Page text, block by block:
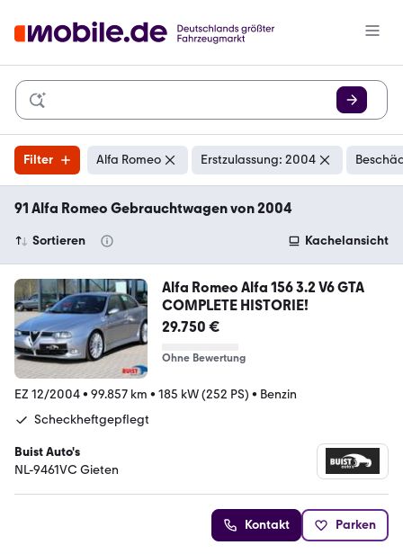
Filter Alfa Romeo Erstzulassung: 2004
91 Alfa Romeo Gebrauchtwagen von 2004
Sortieren Kachelansicht
Alfa Romeo Alfa 156 3.2 V6 GTA
COMPLETE HISTORIE!
29.750 €
Ohne Bewertung
EZ 12/2004• 99.857 km • 185 kW (252 PS) • Benzin
Scheckheftgepflegt
Buist Auto's
NL-9461VC Gieten
Kontakt Parken